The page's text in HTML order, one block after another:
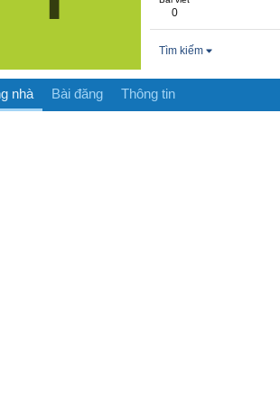
0
Tìm kiếm
nhà Bài đăng Thông tin